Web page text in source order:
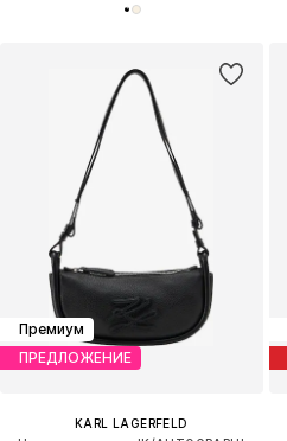
Премиум
ПРЕДЛОЖЕНИЕ
KARL LAGERFELD